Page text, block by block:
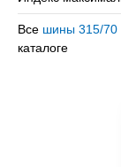
Все шины 315/70
каталоге